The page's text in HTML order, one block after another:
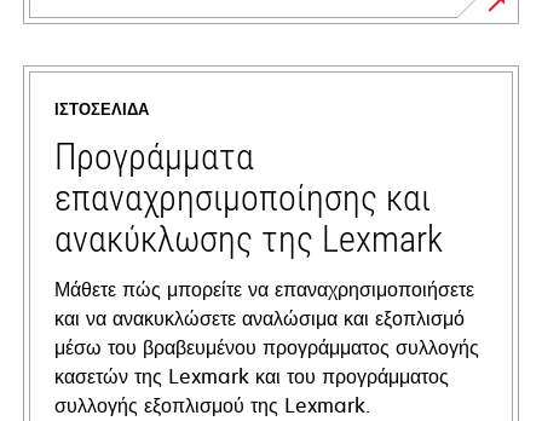
opens
in
new
tab
ΙΣΤΟΣΕΛΊΔΑ
Προγράμματα
επαναχρησιμοποίησης και
ανακύκλωσης της Lexmark
Μάθετε πώς μπορείτε να επαναχρησιμοποιήσετε
και να ανακυκλώσετε αναλώσιμα και εξοπλισμό
μέσω του βραβευμένου προγράμματος συλλογής
κασετών της Lexmark και του προγράμματος
συλλογής εξοπλισμού της Lexmark.